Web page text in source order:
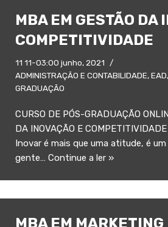
MBA EM GESTÃO DA
COMPETITIVIDADE
11 11-03:00 junho, 2021
ADMINISTRAÇÃO E CONTABILIDADE,EAD,
GRADUAÇÃO
CURSO DE PÓS-GRADUAÇÃO
DA INOVAÇÃO E
Inovar é mais que uma atitude, é
gente… Continue a ler »
MBA EM MARKETING